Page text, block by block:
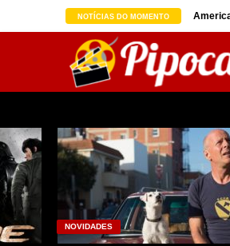
NOTÍCIAS DO MOMENTO
seguindo sucesso d ...
NOVIDADES